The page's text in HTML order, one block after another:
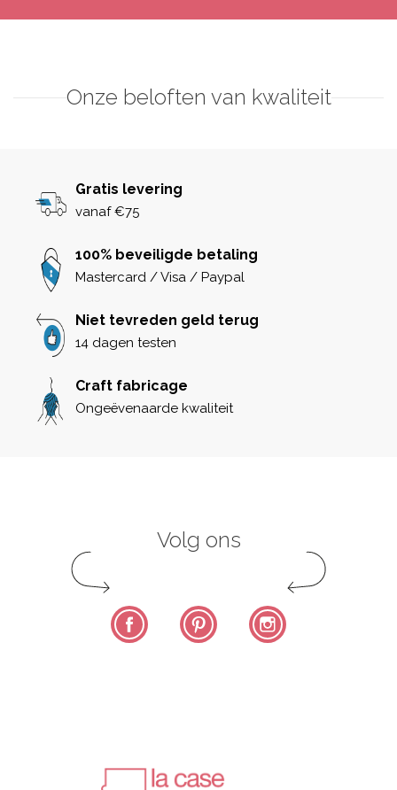
Onze beloften van kwaliteit
Gratis levering
vanaf €75
100% beveiligde betaling
Mastercard / Visa / Paypal
Niet tevreden geld terug
14 dagen testen
Craft fabricage
Ongeëvenaarde kwaliteit
Volg ons
Facebook Pinterest